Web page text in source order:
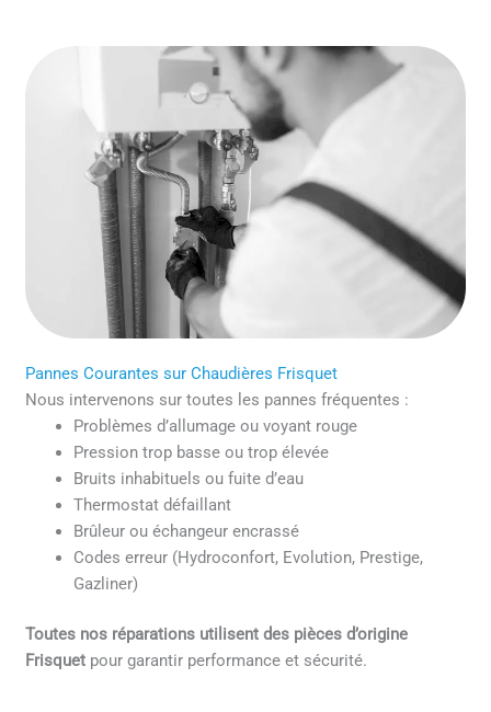
Pannes Courantes sur Chaudières Frisquet
Nous intervenons sur toutes les pannes fréquentes :
Problèmes d’allumage ou voyant rouge
Pression trop basse ou trop élevée
Bruits inhabituels ou fuite d’eau
Thermostat défaillant
Brûleur ou échangeur encrassé
Codes erreur (Hydroconfort, Evolution, Prestige,
Gazliner)
Toutes nos réparations utilisent des pièces d’origine
Frisquet pour garantir performance et sécurité.